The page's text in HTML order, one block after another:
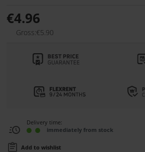
€4.96
Gross:€5.90
Delivery time:
immediately from stock
Add to wishlist